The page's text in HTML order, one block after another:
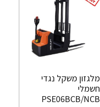
מלגזון משקל נגדי
חשמלי
PSE06BCB/NCB